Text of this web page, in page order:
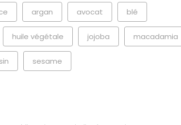
argan avocat blé
huile végétale jojoba macadamia
sesame